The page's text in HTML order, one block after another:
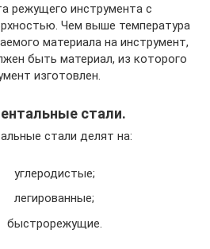
режущего инструмента с
Чем выше температура
материала на инструмент,
быть материал, из которого
изготовлен.
стали.
стали делят на:
углеродистые;
легированные;
быстрорежущие.